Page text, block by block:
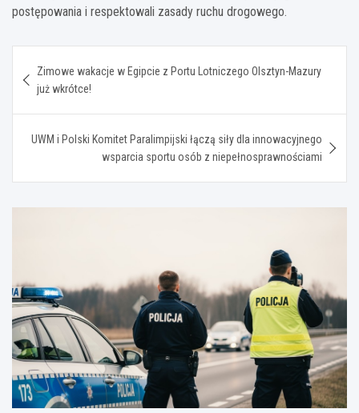
postępowania i respektowali zasady ruchu drogowego.
wpisu
Zimowe wakacje w Egipcie z Portu Lotniczego Olsztyn-Mazury
już wkrótce!
UWM i Polski Komitet Paralimpijski łączą siły dla innowacyjnego
wsparcia sportu osób z niepełnosprawnościami